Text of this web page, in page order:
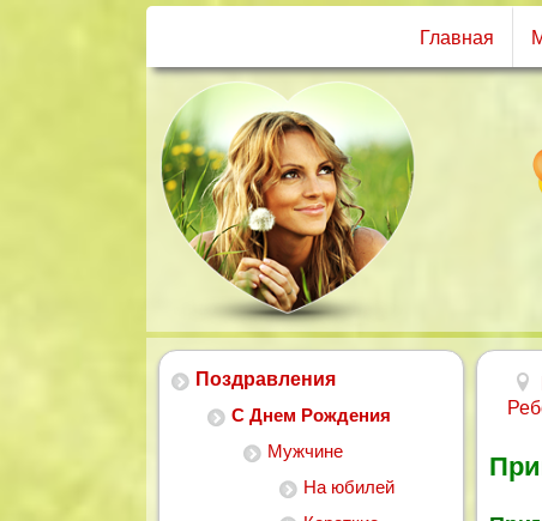
Главная
Поздравления
С Днем Рождения
Мужчине
На юбилей